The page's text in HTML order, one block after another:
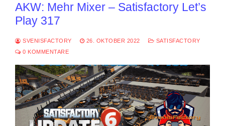
AKW: Mehr Mixer – Satisfactory Let’s
Play 317
SVENISFACTORY 26. OKTOBER 2022
SATISFACTORY
0 KOMMENTARE